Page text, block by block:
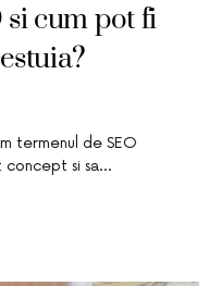
si cum pot fi
termenul de SEO
concept si sa…